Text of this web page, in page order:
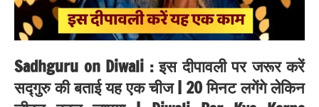
Sadhguru on Diwali : इस दीपावली पर जरूर करें
सद्गुरु की बताई यह एक चीज | 20 मिनट लगेंगे लेकिन